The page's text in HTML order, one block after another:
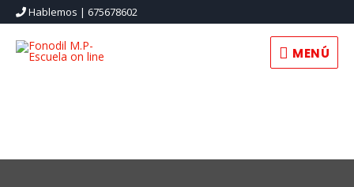
Hablemos | 675678602
MENÚ